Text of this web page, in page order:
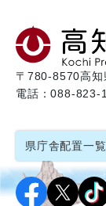
〒780-8570高知
電話：088-823-
県庁舎配置一覧